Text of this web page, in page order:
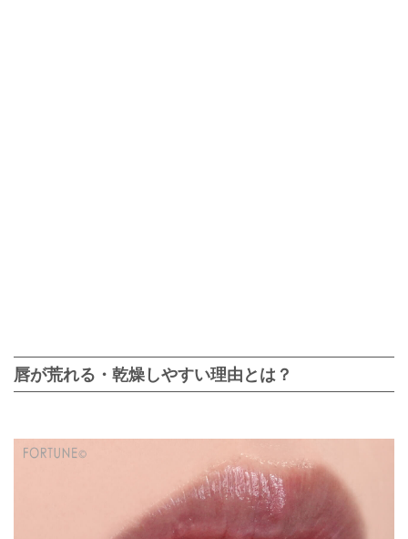
唇が荒れる・乾燥しやすい理由とは？